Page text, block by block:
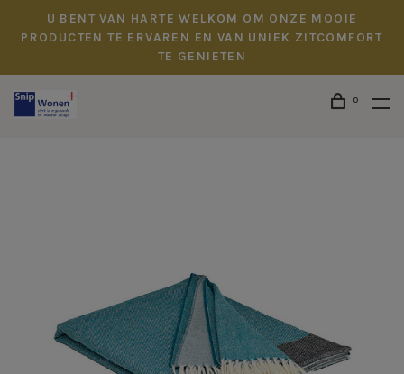
U BENT VAN HARTE WELKOM OM ONZE MOOIE
PRODUCTEN TE ERVAREN EN VAN UNIEK ZITCOMFORT
TE GENIETEN
0